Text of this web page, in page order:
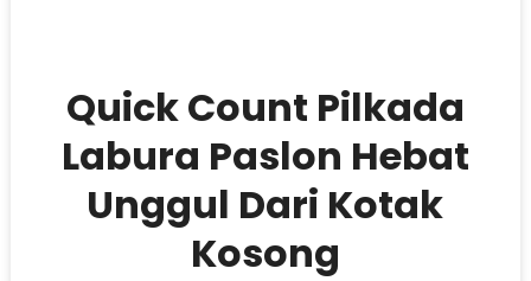
Quick Count Pilkada
Labura Paslon Hebat
Unggul Dari Kotak
Kosong